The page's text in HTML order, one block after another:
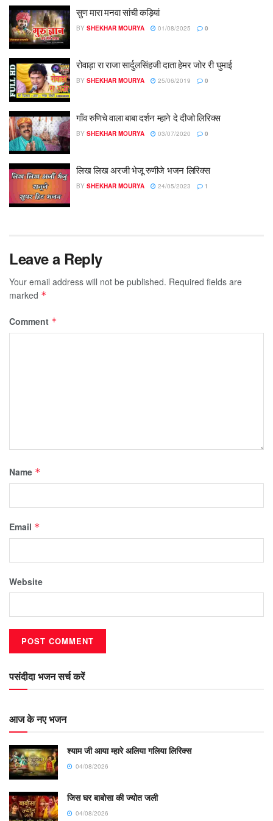
सुण मारा मनवा सांची कड़ियां
BY SHEKHAR MOURYA 01/08/2025 0
रोवाड़ा रा राजा सार्दुलसिंहजी दाता हेमर जोर री घुमाई
BY SHEKHAR MOURYA 25/06/2019 0
गाँव रुणिचे वाला बाबा दर्शन म्हाने दे दीजो लिरिक्स
BY SHEKHAR MOURYA 03/07/2020 0
लिख लिख अरजी भेजू रुणीजे भजन लिरिक्स
BY SHEKHAR MOURYA 24/05/2023 1
Leave a Reply
Your email address will not be published. Required fields are
marked *
Comment *
Name *
Email *
Website
पसंदीदा भजन सर्च करें
आज के नए भजन
श्याम जी आया म्हारे अलिया गलिया लिरिक्स
04/08/2026
जिस घर बाबोसा की ज्योत जली
04/08/2026